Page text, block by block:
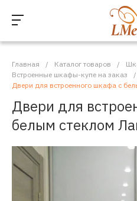
Главная / Каталог товаров /
Встроенные шкафы-купе на заказ
/
Двери для встроенного шкафа с
Двери для
белым стеклом